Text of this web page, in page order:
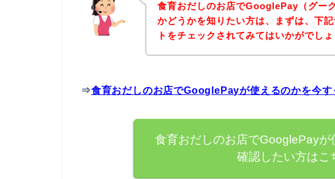
食育おだしのお店でGooglePay（グー
かどうかを知りたい方は、まずは、下
トをチェックされてみてはいかがでしょ
⇒食育おだしのお店でGooglePayが使えるのかを今す
食育おだしのお店でGooglePayが
確認したい方はこ